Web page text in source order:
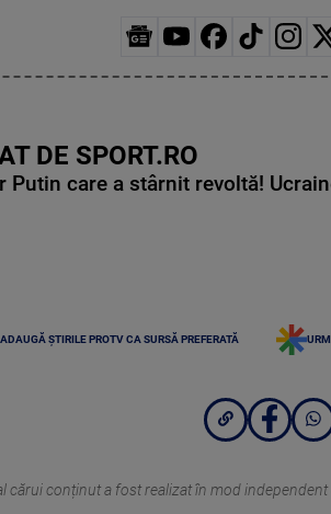
DE SPORT.RO
Putin care a stârnit revoltă!
ADAUGĂ ȘTIRILE PROTV CA SURSĂ PREFERATĂ
cărui conținut a fost realizat în mod